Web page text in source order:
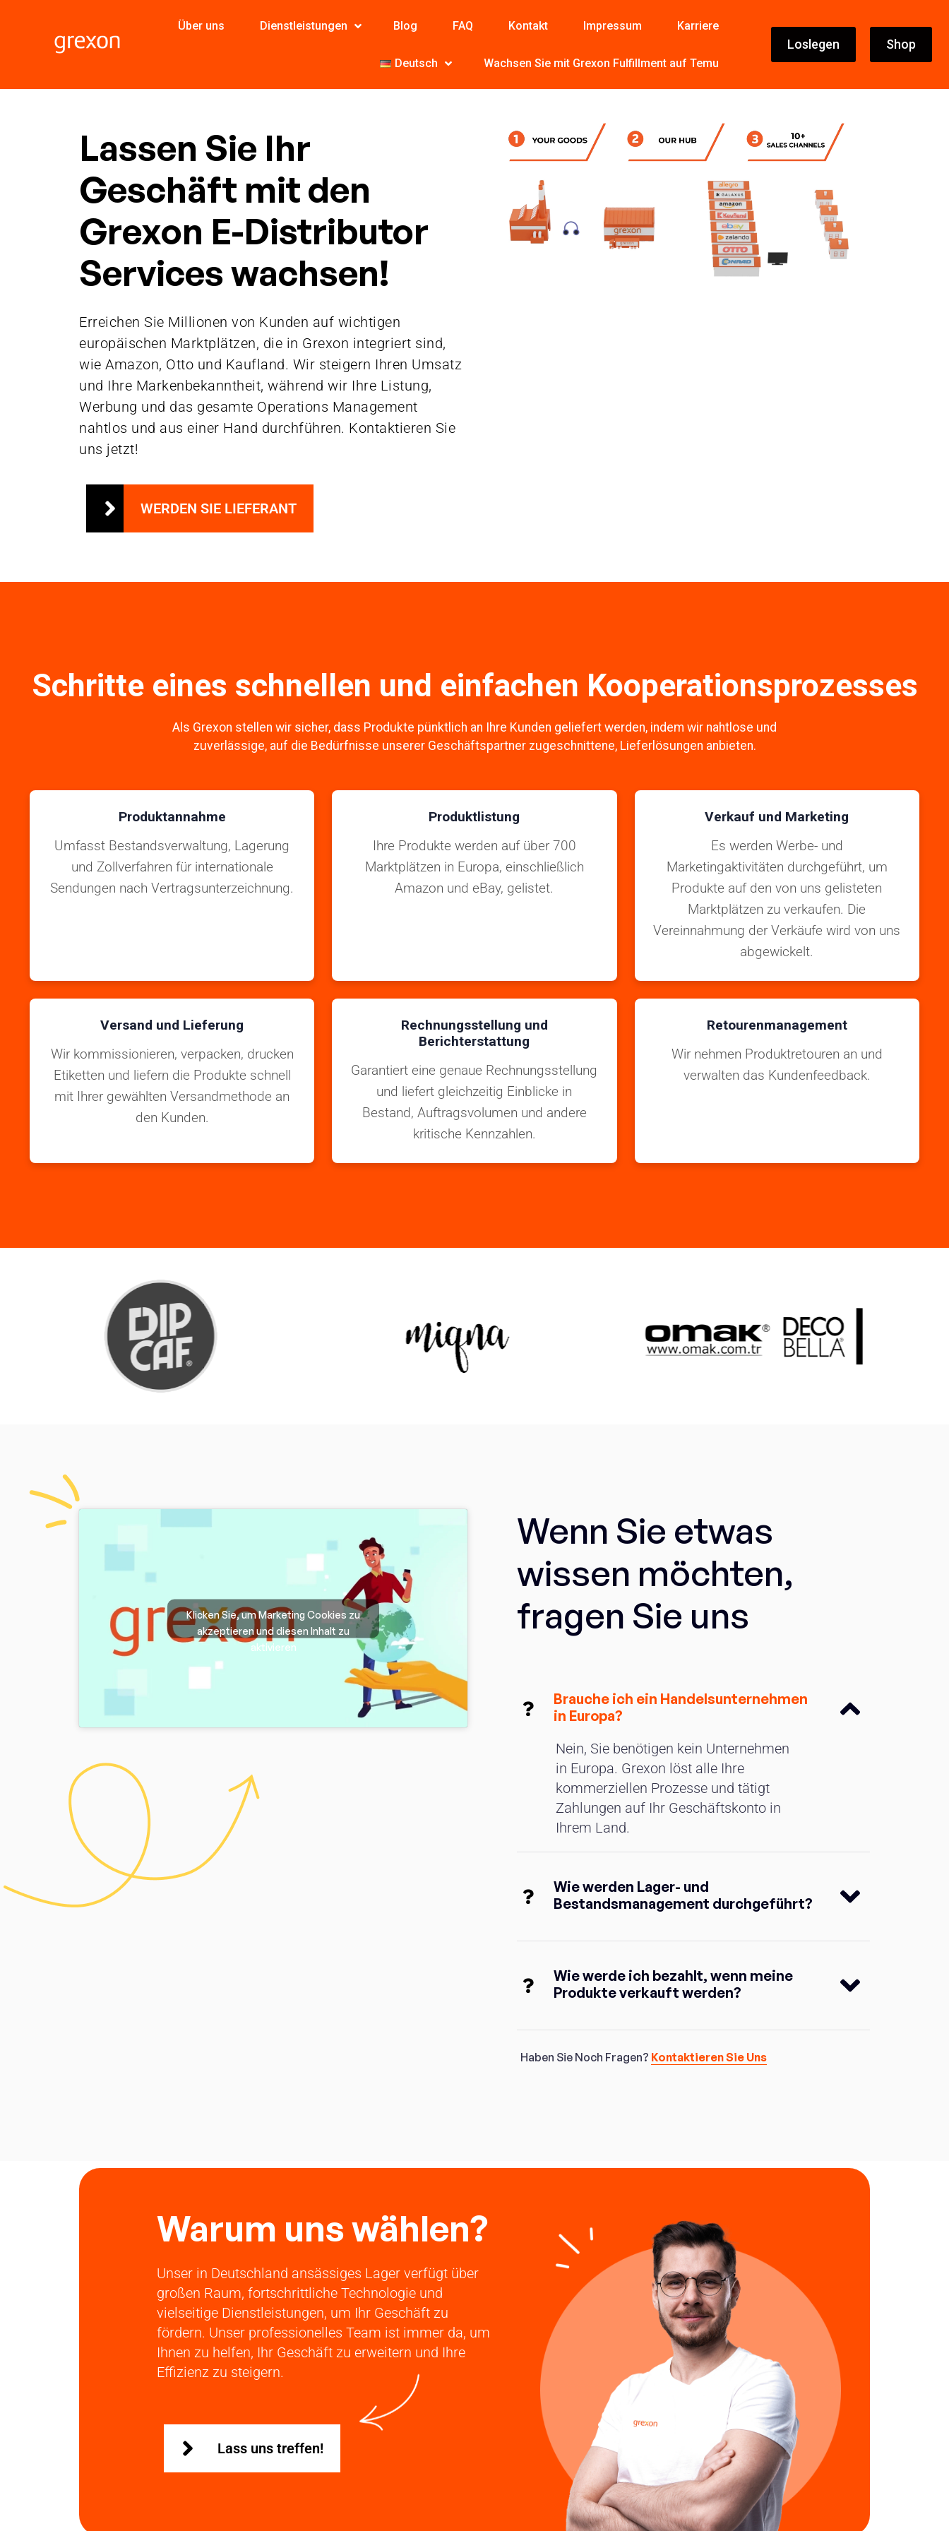
Über uns Dienstleistungen Blog FAQ Kontakt Impressum Karriere
Deutsch Wachsen Sie mit Grexon Fulfillment auf Temu
Loslegen Shop
Lassen Sie Ihr
Geschäft mit den
Grexon E-Distributor
Services wachsen!
Erreichen Sie Millionen von Kunden auf wichtigen
europäischen Marktplätzen, die in Grexon integriert sind,
wie Amazon, Otto und Kaufland. Wir steigern Ihren Umsatz
und Ihre Markenbekanntheit, während wir Ihre Listung,
Werbung und das gesamte Operations Management
nahtlos und aus einer Hand durchführen. Kontaktieren Sie
uns jetzt!
WERDEN SIE LIEFERANT
Schritte eines schnellen und einfachen Kooperationsprozesses
Als Grexon stellen wir sicher, dass Produkte pünktlich an Ihre Kunden geliefert werden, indem wir nahtlose und
zuverlässige, auf die Bedürfnisse unserer Geschäftspartner zugeschnittene, Lieferlösungen anbieten.
Produktannahme
Umfasst Bestandsverwaltung, Lagerung
und Zollverfahren für internationale
Sendungen nach Vertragsunterzeichnung.
Produktlistung
Ihre Produkte werden auf über 700
Marktplätzen in Europa, einschließlich
Amazon und eBay, gelistet.
Verkauf und Marketing
Es werden Werbe- und
Marketingaktivitäten durchgeführt, um
Produkte auf den von uns gelisteten
Marktplätzen zu verkaufen. Die
Vereinnahmung der Verkäufe wird von uns
abgewickelt.
Versand und Lieferung
Wir kommissionieren, verpacken, drucken
Etiketten und liefern die Produkte schnell
mit Ihrer gewählten Versandmethode an
den Kunden.
Rechnungsstellung und
Berichterstattung
Garantiert eine genaue Rechnungsstellung
und liefert gleichzeitig Einblicke in
Bestand, Auftragsvolumen und andere
kritische Kennzahlen.
Retourenmanagement
Wir nehmen Produktretouren an und
verwalten das Kundenfeedback.
Klicken Sie, um Marketing Cookies zu
akzeptieren und diesen Inhalt zu
aktivieren
Wenn Sie etwas
wissen möchten,
fragen Sie uns
Brauche ich ein Handelsunternehmen
in Europa?
Nein, Sie benötigen kein Unternehmen
in Europa. Grexon löst alle Ihre
kommerziellen Prozesse und tätigt
Zahlungen auf Ihr Geschäftskonto in
Ihrem Land.
Wie werden Lager- und
Bestandsmanagement durchgeführt?
Wie werde ich bezahlt, wenn meine
Produkte verkauft werden?
Haben Sie Noch Fragen? Kontaktieren Sie Uns
Warum uns wählen?
Unser in Deutschland ansässiges Lager verfügt über
großen Raum, fortschrittliche Technologie und
vielseitige Dienstleistungen, um Ihr Geschäft zu
fördern. Unser professionelles Team ist immer da, um
Ihnen zu helfen, Ihr Geschäft zu erweitern und Ihre
Effizienz zu steigern.
Lass uns treffen!